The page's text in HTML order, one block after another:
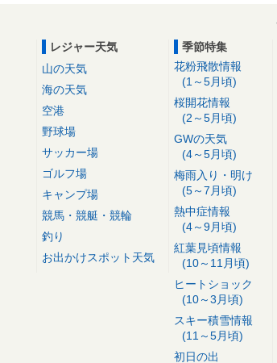
レジャー天気
山の天気
海の天気
空港
野球場
サッカー場
ゴルフ場
キャンプ場
競馬・競艇・競輪
釣り
お出かけスポット天気
季節特集
花粉飛散情報
(1～5月頃)
桜開花情報
(2～5月頃)
GWの天気
(4～5月頃)
梅雨入り・明け
(5～7月頃)
熱中症情報
(4～9月頃)
紅葉見頃情報
(10～11月頃)
ヒートショック
(10～3月頃)
スキー積雪情報
(11～5月頃)
初日の出